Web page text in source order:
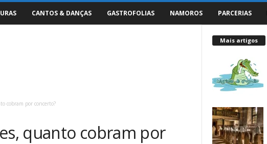
CANTOS & DANÇAS GASTROFOLIAS NAMOROS PARCERIAS
cobram por concerto?
quanto cobram por
Mais artigos